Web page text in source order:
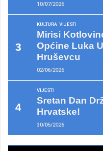
10/07/2026
KULTURA VIJESTI
Mirisi
Općine Luka
Hruševcu
02/06/2026
VIJESTI
Sretan Dan
Hrvatske!
30/05/2026